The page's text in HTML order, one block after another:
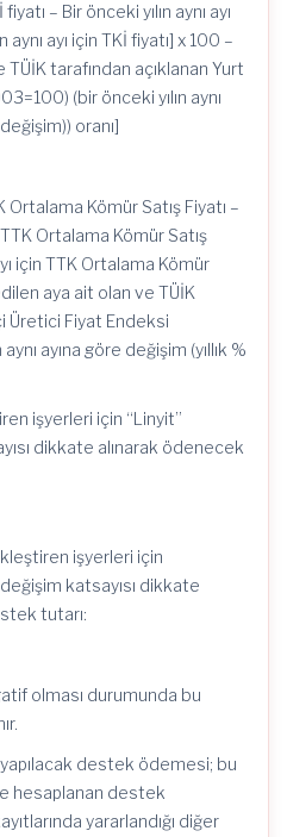
– Bir önceki yılın aynı ayı
aynı ayı için TKİ fiyatı] x 100 –
tarafından açıklanan Yurt
(bir önceki yılın aynı
oranı]
Kömür Satış Fiyatı –
TTK Ortalama Kömür Satış
için TTK Ortalama Kömür
aya ait olan ve TÜİK
Üretici Fiyat Endeksi
ayına göre değişim (yıllık %
işyerleri için “Linyit”
dikkate alınarak ödenecek
işyerleri için
katsayısı dikkate
tutarı:
olması durumunda bu
destek ödemesi; bu
hesaplanan destek
yararlandığı diğer